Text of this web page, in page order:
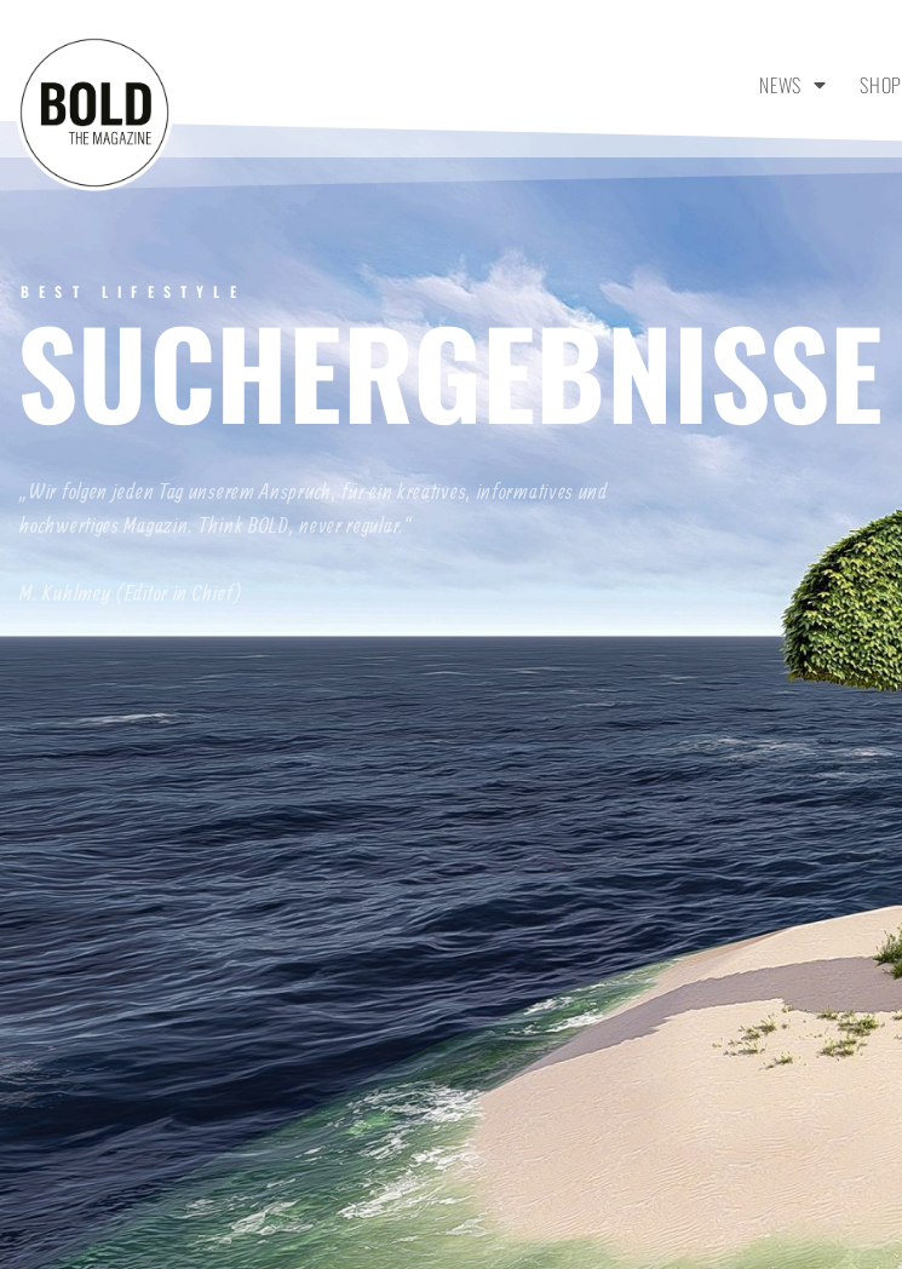
NEWS SHOP
BEST LIFESTYLE
SUCHERGEBNISSE
„Wir folgen jeden Tag unserem Anspruch, für ein kreatives, informatives und
hochwertiges Magazin. Think BOLD, never regular.“
M. Kuhlmey (Editor in Chief)